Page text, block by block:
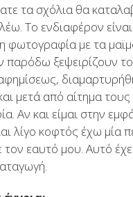
τα σχόλια θα
Το ενδιαφέρον
φωτογραφία με τα
παρόδω ξεψειρίζουν
μετά από αίτημα τους
Αν και είμαι στην
λίγο κοφτός έχω μία
τον εαυτό μου. Αυτό